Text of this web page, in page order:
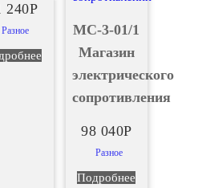
240Р
Разное
МС-3-01/1
Магазин
электрического
сопротивления
98 040Р
Разное
Подробнее